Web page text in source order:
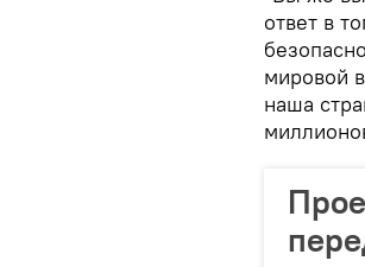
ответ в
мировой
наша